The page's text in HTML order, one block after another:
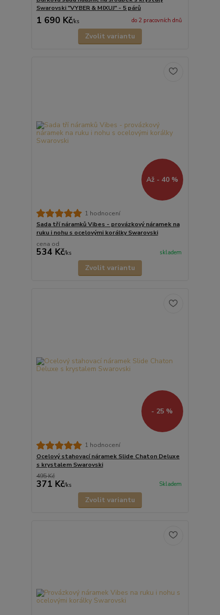
Swarovski "VYBER & MIXUJ" - 5 párů
1 690 Kč/ks do 2 pracovních dnů
Zvolit variantu
Až - 40 %
1 hodnocení
Sada tří náramků Vibes - provázkový náramek na
ruku i nohu s ocelovými korálky Swarovski
cena od
534 Kč/ks skladem
Zvolit variantu
- 25 %
1 hodnocení
Ocelový stahovací náramek Slide Chaton Deluxe
s krystalem Swarovski
495 Kč
371 Kč/ks Skladem
Zvolit variantu